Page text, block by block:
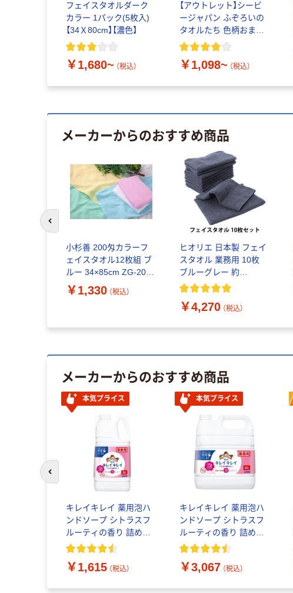
フェイスタオルダーク
カラー 1パック(5枚入)
【34Ｘ80cm】【濃色】
￥1,680~ （税込）
【アウトレット】シービ
ージャパン ふぞろいの
タオルたち 色柄おまか
せ1セット（5枚入）
￥1,098~ （税込）
メーカーからのおすすめ商品
小杉善 200匁カラーフ
ェイスタオル12枚組 ブ
ルー 34×85cm ZG-20B
1セット(12枚入)（直送
品）
￥1,330 （税込）
ヒオリエ 日本製 フェイ
スタオル 業務用 10枚
ブルーグレー 約
35×91cm タオル 260匁
乾 セット（直送品）
￥4,270 （税込）
メーカーからのおすすめ商品
本気プライス
キレイキレイ 薬用泡ハ
ンドソープ シトラスフ
ルーティの香り 詰め替
え 業務用2L【泡タイプ】
￥1,615 （税込）
本気プライス
キレイキレイ 薬用泡ハ
ンドソープ シトラスフ
ルーティの香り 詰め替
え 業務用4L【泡タイプ】
￥3,067 （税込）
前のスライドへ